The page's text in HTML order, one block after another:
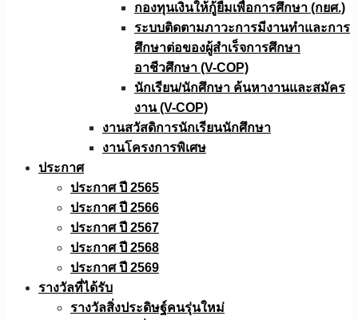
กองทุนเงินให้กู้ยืมเพื่อการศึกษา (กยศ.)
ระบบติดตามภาวะการมีงานทำและการ
ศึกษาต่อของผู้สำเร็จการศึกษา
อาชีวศึกษา (V-COP)
นักเรียน/นักศึกษา ค้นหางานและสมัคร
งาน (V-COP)
งานสวัสดิการนักเรียนนักศึกษา
งานโครงการพิเศษ
ประกาศ
ประกาศ ปี 2565
ประกาศ ปี 2566
ประกาศ ปี 2567
ประกาศ ปี 2568
ประกาศ ปี 2569
รางวัลที่ได้รับ
รางวัลสิ่งประดิษฐ์คนรุ่นใหม่